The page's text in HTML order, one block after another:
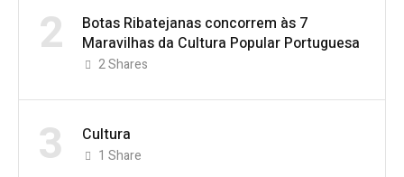
2
Botas Ribatejanas concorrem às 7
Maravilhas da Cultura Popular Portuguesa
2Shares
3 Cultura
1 Share